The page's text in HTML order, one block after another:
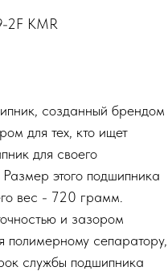
2F KMR
созданный брендом
для тех, кто ищет
для своего
этого подшипника
вес - 720 грамм.
и зазором
полимерному сепаратору,
службы подшипника